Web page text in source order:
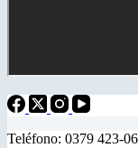
Teléfono: 0379 423-